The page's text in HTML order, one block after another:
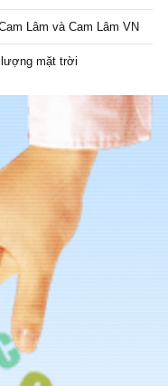
Lâm và Cam Lâm VN
lượng mặt trời